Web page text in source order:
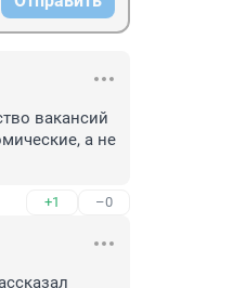
вакансий
а не
+1 –0